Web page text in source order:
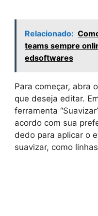
Relacionado:
teams sempre
edsoftwares
Para começar, abra
que deseja editar.
ferramenta
acordo com sua
dedo para aplicar o
suavizar, como